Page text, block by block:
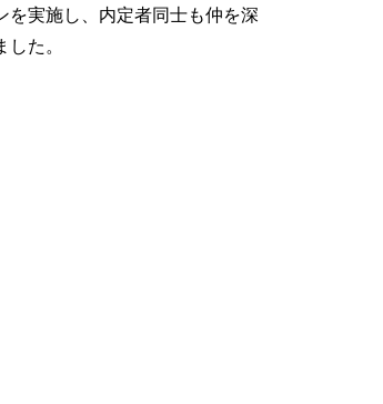
を実施し、内定者同士も仲を深
た。